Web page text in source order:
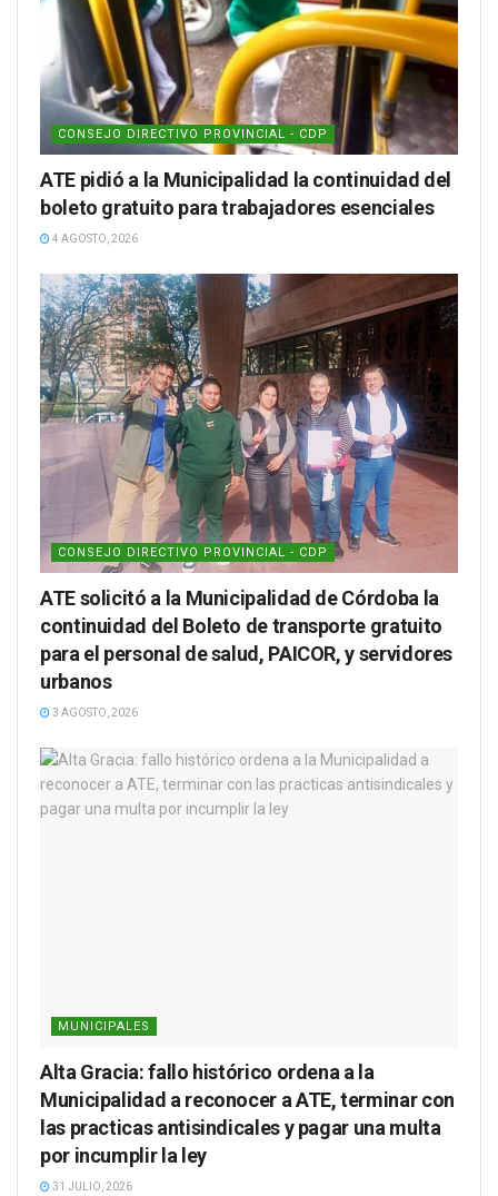
CONSEJO DIRECTIVO PROVINCIAL - CDP
ATE pidió a la Municipalidad la continuidad del
boleto gratuito para trabajadores esenciales
4 AGOSTO, 2026
CONSEJO DIRECTIVO PROVINCIAL - CDP
ATE solicitó a la Municipalidad de Córdoba la
continuidad del Boleto de transporte gratuito
para el personal de salud, PAICOR, y servidores
urbanos
3 AGOSTO, 2026
MUNICIPALES
Alta Gracia: fallo histórico ordena a la
Municipalidad a reconocer a ATE, terminar con
las practicas antisindicales y pagar una multa
por incumplir la ley
31 JULIO, 2026